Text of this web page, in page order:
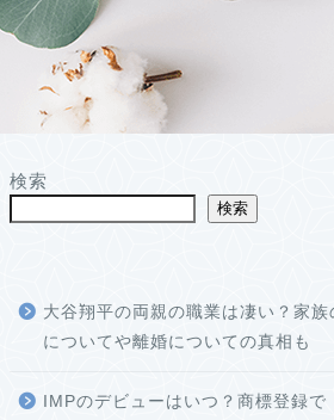
検索
検索
大谷翔平の両親の職業は凄い？家族
についてや離婚についての真相も
IMPのデビューはいつ？商標登録で